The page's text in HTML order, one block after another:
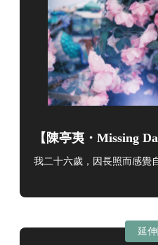
【 陳亭夷・Missing
我二十六歲，因長照而感覺
延